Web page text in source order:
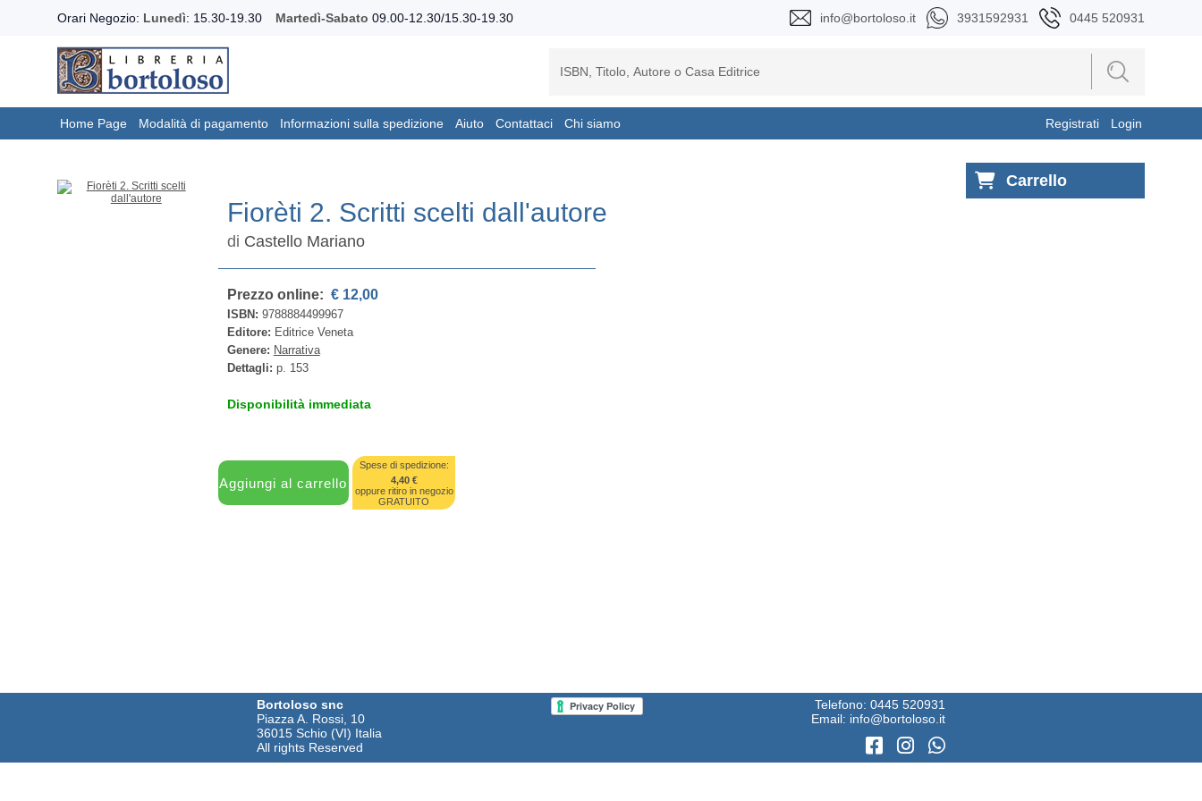
Orari Negozio: Lunedì: 15.30-19.30 Martedì-Sabato 09.00-12.30/15.30-19.30 info@bortoloso.it 3931592931 0445 520931
Home Page Modalità di pagamento Informazioni sulla spedizione Aiuto Contattaci Chi siamo Registrati Login
Fiorèti 2. Scritti scelti dall'autore
di Castello Mariano
Prezzo online: € 12,00
ISBN: 9788884499967
Editore: Editrice Veneta
Genere: Narrativa
Dettagli: p. 153
Disponibilità immediata
Spese di spedizione:
4,40 €
oppure ritiro in negozio
GRATUITO
Carrello
Bortoloso snc
Piazza A. Rossi, 10
36015 Schio (VI) Italia
All rights Reserved
Telefono: 0445 520931
Email: info@bortoloso.it